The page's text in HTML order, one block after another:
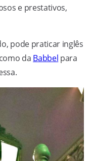
e prestativos,
pode praticar inglês
da Babbel para